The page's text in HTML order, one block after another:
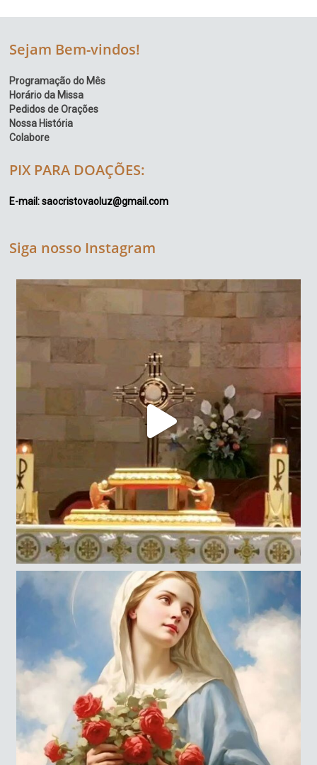
Sejam Bem-vindos!
Programação do Mês
Horário da Missa
Pedidos de Orações
Nossa História
Colabore
PIX PARA DOAÇÕES:
E-mail: saocristovaoluz@gmail.com
Siga nosso Instagram